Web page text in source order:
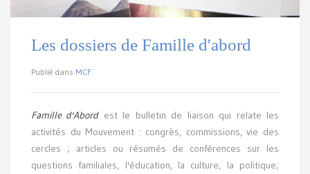
Les dossiers de Famille d'abord
Publié dans MCF
Famille d'Abordest le bulletin de liaison qui relate les
activités du Mouvement : congrès, commissions, vie des
cercles ; articles ou résumés de conférences sur les
questions familiales, l'éducation, la culture, la politique;